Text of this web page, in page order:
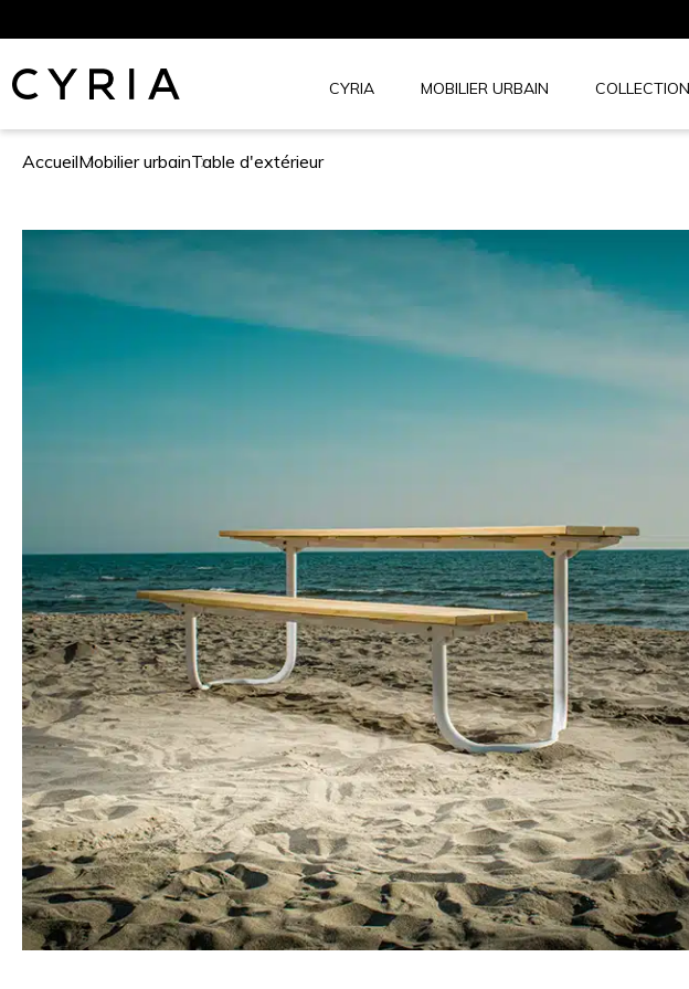
au
contenu
Cyria.net
CYRIA MOBILIER URBAIN COLLECTION
AccueilMobilier urbainTable d'extérieur